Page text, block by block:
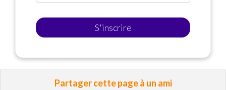
S'inscrire
Partager cette page à un ami